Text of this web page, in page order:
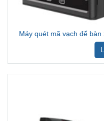
Máy quét mã vạch để bàn